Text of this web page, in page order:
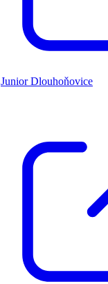
Junior Dlouhoňovice